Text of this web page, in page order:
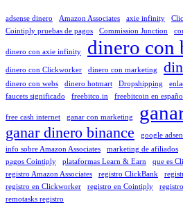
adsense dinero Amazon Associates axie infinity
Cointiply pruebas de pagos
Commission Junction
dinero con axie infinity dinero con
dinero con Clickworker dinero con marketing
dinero con webs dinero hotmart Dropshipping
faucets significado
freebitco.in freebitcoin en español
free cash internet ganar con marketing
ganar dinero binance google
info sobre Amazon Associates
marketing de afiliados
pagos Cointiply
plataformas Learn & Earn que es
registro Amazon Associates
registro ClickBank
registro en Clickworker
registro en Cointiply
remotasks registro